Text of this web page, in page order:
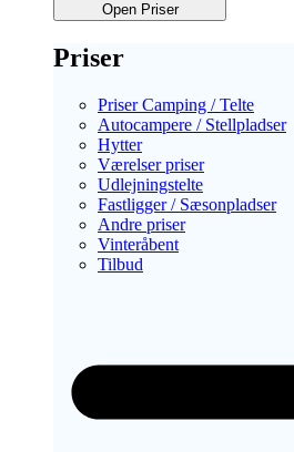
Open Priser
Priser
Priser Camping / Telte
Autocampere / Stellpladser
Hytter
Værelser priser
Udlejningstelte
Fastligger / Sæsonpladser
Andre priser
Vinteråbent
Tilbud